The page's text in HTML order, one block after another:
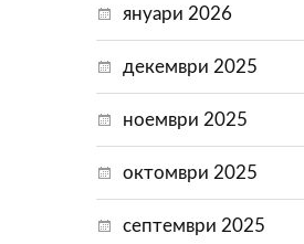
януари 2026
декември 2025
ноември 2025
октомври 2025
септември 2025